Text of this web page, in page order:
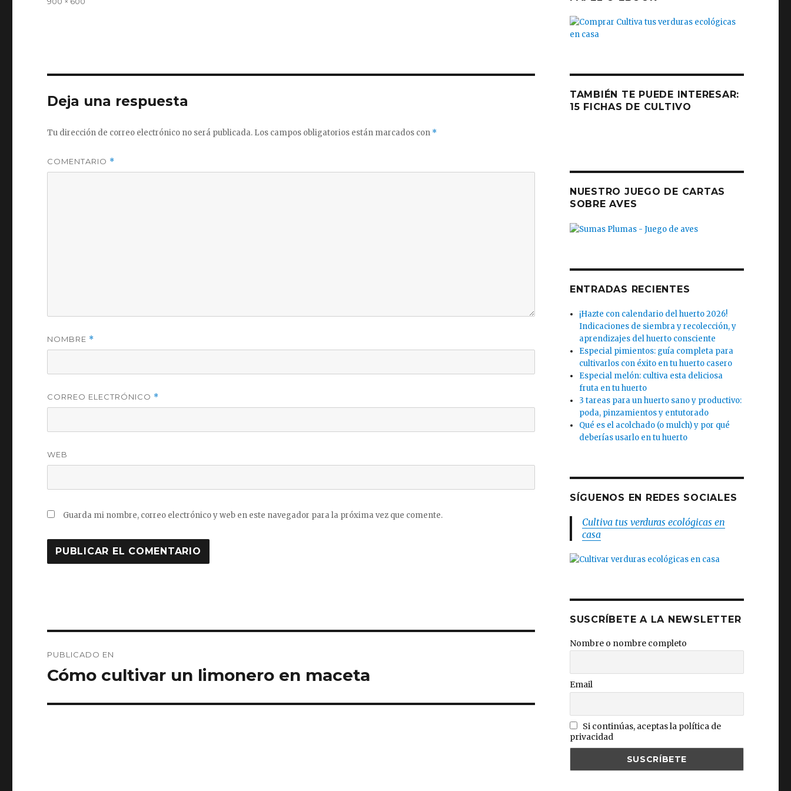
Deja una respuesta
Tu dirección de correo electrónico no será publicada. Los campos obligatorios están marcados con *
COMENTARIO *
NOMBRE *
CORREO ELECTRÓNICO *
WEB
Guarda mi nombre, correo electrónico y web en este navegador para la próxima vez que comente.
de
PUBLICADO EN
Cómo cultivar un limonero en maceta
TAMBIÉN TE PUEDE INTERESAR:
15 FICHAS DE CULTIVO
NUESTRO JUEGO DE CARTAS
SOBRE AVES
ENTRADAS RECIENTES
¡Hazte con calendario del huerto 2026!
Indicaciones de siembra y recolección, y
aprendizajes del huerto consciente
Especial pimientos: guía completa para
cultivarlos con éxito en tu huerto casero
Especial melón: cultiva esta deliciosa
fruta en tu huerto
3 tareas para un huerto sano y productivo:
poda, pinzamientos y entutorado
Qué es el acolchado (o mulch) y por qué
deberías usarlo en tu huerto
SÍGUENOS EN REDES SOCIALES
Cultiva tus verduras ecológicas en
casa
SUSCRÍBETE A LA NEWSLETTER
Nombre o nombre completo
Email
Si continúas, aceptas la política de
privacidad